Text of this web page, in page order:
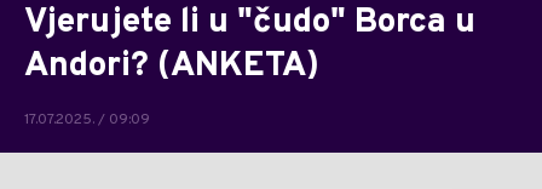
Vjerujete li u "čudo" Borca u
Andori? (ANKETA)
17.07.2025. / 09:09